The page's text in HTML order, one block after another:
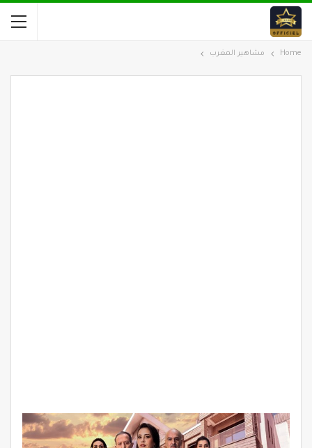
Home مشاهير المغرب